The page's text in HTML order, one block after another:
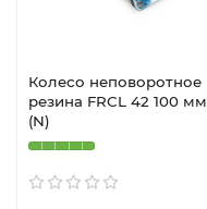
Колесо неповоротное
резина FRCL 42 100 мм
(N)